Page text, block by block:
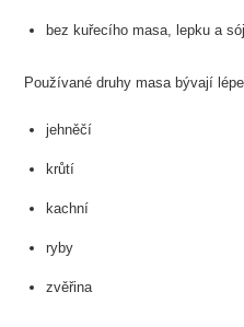
bez kuřecího masa, lepku a
Používané druhy masa bývají
jehněčí
krůtí
kachní
ryby
zvěřina